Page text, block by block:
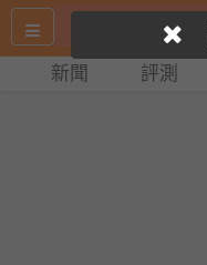
新聞 評測